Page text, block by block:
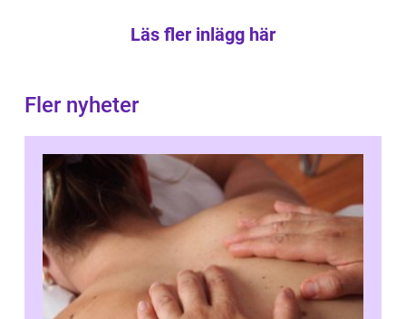
Läs fler inlägg här
Fler nyheter